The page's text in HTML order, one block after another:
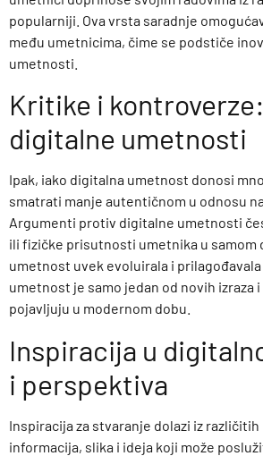
popularniji. Ova vrsta saradnje
među umetnicima, čime se podstiče
umetnosti.
Kritike i
digitalne umetnosti
Ipak, iako digitalna umetnost donosi
smatrati manje autentičnom u odnosu
Argumenti protiv digitalne umetnosti
ili fizičke prisutnosti umetnika u samom
umetnost uvek evoluirala i
umetnost je samo jedan od novih
pojavljuju u modernom dobu.
Inspiracija u
i perspektiva
Inspiracija za stvaranje dolazi iz
informacija, slika i ideja koji može